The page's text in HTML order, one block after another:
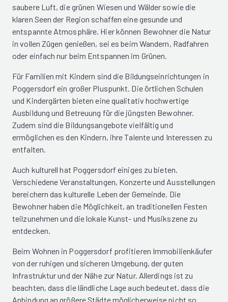
saubere Luft, die grünen Wiesen und Wälder sowie die
klaren Seen der Region schaffen eine gesunde und
entspannte Atmosphäre. Hier können Bewohner die Natur
in vollen Zügen genießen, sei es beim Wandern, Radfahren
oder einfach nur beim Entspannen im Grünen.
Für Familien mit Kindern sind die Bildungseinrichtungen in
Poggersdorf ein großer Pluspunkt. Die örtlichen Schulen
und Kindergärten bieten eine qualitativ hochwertige
Ausbildung und Betreuung für die jüngsten Bewohner.
Zudem sind die Bildungsangebote vielfältig und
ermöglichen es den Kindern, ihre Talente und Interessen zu
entfalten.
Auch kulturell hat Poggersdorf einiges zu bieten.
Verschiedene Veranstaltungen, Konzerte und Ausstellungen
bereichern das kulturelle Leben der Gemeinde. Die
Bewohner haben die Möglichkeit, an traditionellen Festen
teilzunehmen und die lokale Kunst- und Musikszene zu
entdecken.
Beim Wohnen in Poggersdorf profitieren Immobilienkäufer
von der ruhigen und sicheren Umgebung, der guten
Infrastruktur und der Nähe zur Natur. Allerdings ist zu
beachten, dass die ländliche Lage auch bedeutet, dass die
Anbindung an größere Städte möglicherweise nicht so